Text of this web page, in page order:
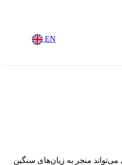
EN
منجر به زیان‌های سنگین